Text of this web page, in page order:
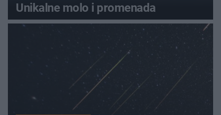
Unikalne molo i promenada